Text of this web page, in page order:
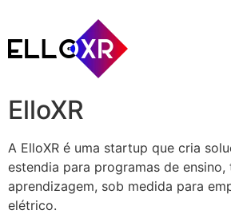
ElloXR
A ElloXR é uma startup que cria
estendia para programas de ensino,
aprendizagem, sob medida para
elétrico.